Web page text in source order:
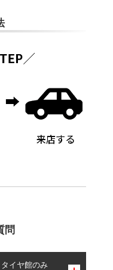
問
イヤ館のみ